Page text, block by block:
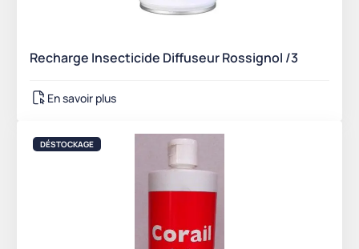
Recharge Insecticide Diffuseur Rossignol /3
En savoir plus
DÉSTOCKAGE